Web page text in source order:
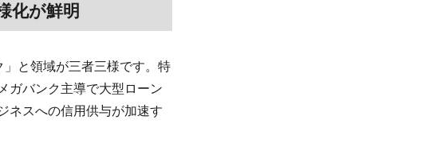
化が鮮明
と領域が三者三様です。特
ガバンク主導で大型ローン
ネスへの信用供与が加速す